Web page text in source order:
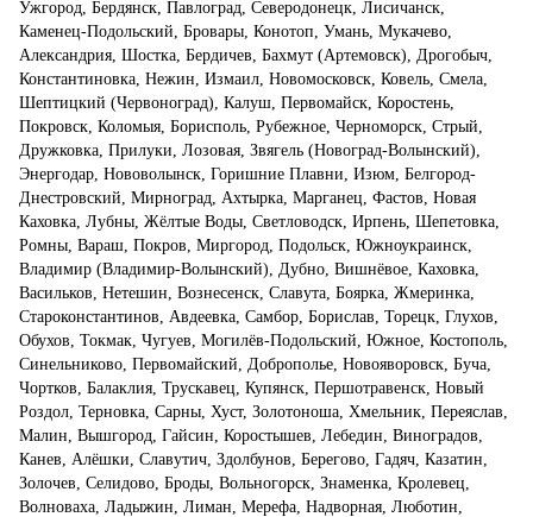
Ужгород, Бердянск, Павлоград, Северодонецк, Лисичанск,
Каменец-Подольский, Бровары, Конотоп, Умань, Мукачево,
Александрия, Шостка, Бердичев, Бахмут (Артемовск), Дрогобыч,
Константиновка, Нежин, Измаил, Новомосковск, Ковель, Смела,
Шептицкий (Червоноград), Калуш, Первомайск, Коростень,
Покровск, Коломыя, Борисполь, Рубежное, Черноморск, Стрый,
Дружковка, Прилуки, Лозовая, Звягель (Новоград-Волынский),
Энергодар, Нововолынск, Горишние Плавни, Изюм, Белгород-
Днестровский, Мирноград, Ахтырка, Марганец, Фастов, Новая
Каховка, Лубны, Жёлтые Воды, Светловодск, Ирпень, Шепетовка,
Ромны, Вараш, Покров, Миргород, Подольск, Южноукраинск,
Владимир (Владимир-Волынский), Дубно, Вишнёвое, Каховка,
Васильков, Нетешин, Вознесенск, Славута, Боярка, Жмеринка,
Староконстантинов, Авдеевка, Самбор, Борислав, Торецк, Глухов,
Обухов, Токмак, Чугуев, Могилёв-Подольский, Южное, Костополь,
Синельниково, Первомайский, Доброполье, Новояворовск, Буча,
Чортков, Балаклия, Трускавец, Купянск, Першотравенск, Новый
Роздол, Терновка, Сарны, Хуст, Золотоноша, Хмельник, Переяслав,
Малин, Вышгород, Гайсин, Коростышев, Лебедин, Виноградов,
Канев, Алёшки, Славутич, Здолбунов, Берегово, Гадяч, Казатин,
Золочев, Селидово, Броды, Вольногорск, Знаменка, Кролевец,
Волноваха, Ладыжин, Лиман, Мерефа, Надворная, Люботин,